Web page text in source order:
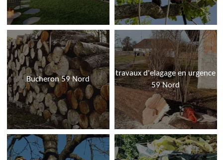
Bucheron 59 Nord
travaux d'elagage en urgence
59 Nord